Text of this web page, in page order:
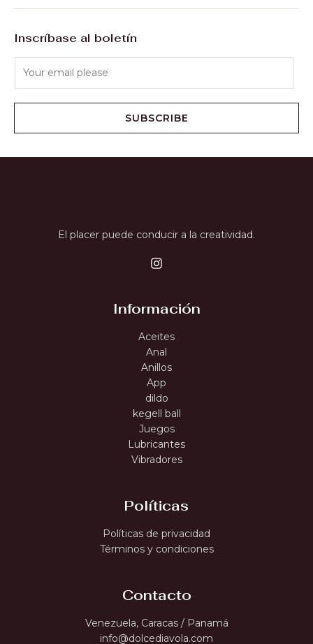
Inscríbase al boletín
SUBSCRIBE
El placer puede conducir a la creatividad.
Información
Aceites
Anal
Anillos
App
dildo
kegell ball
Juegos
Lubricantes
Vibradores
Políticas
Políticas de privacidad
Términos y condiciones
Contacto
Venezuela, Caracas / Panamá
info@dolcediavola.com